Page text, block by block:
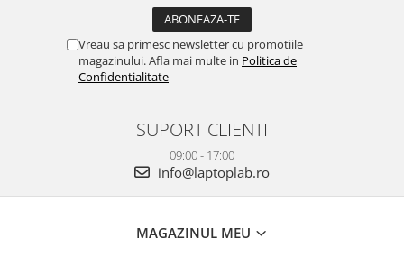
Vreau sa primesc newsletter cu promotiile
magazinului. Afla mai multe in Politica de
Confidentialitate
SUPORT CLIENTI
09:00 - 17:00
info@laptoplab.ro
MAGAZINUL MEU